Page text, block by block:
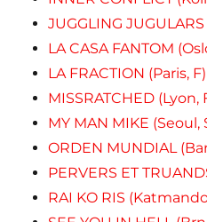
JUGGLING
LA CASA FANTOM
LA FRACTION (Paris, F)
MISSRATCHED (Lyon,
MY MAN MIKE (Seoul,
ORDEN MUNDIAL
PERVERS ET
RAI KO RIS